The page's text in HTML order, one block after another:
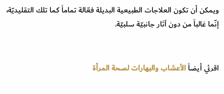
ويمكن أن تكون العلاجات الطبيعية البديلة فعّالة تماماً كما تلك التقليديّة،
إنّما غالباً من دون آثار جانبيّة سلبيّة.
اقرئي أيضاًالأعشاب والبهارات لصحة المرأة